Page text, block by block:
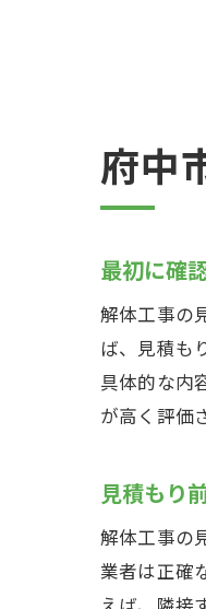
府中
最初に確
解体工事の
ば、見積も
具体的な内
が高く評価
見積もり
解体工事の
業者は正確